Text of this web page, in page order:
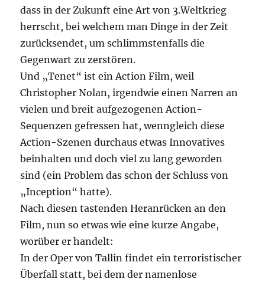
dass in der Zukunft eine Art von 3.Weltkrieg
herrscht, bei welchem man Dinge in der Zeit
zurücksendet, um schlimmstenfalls die
Gegenwart zu zerstören.
Und „Tenet“ ist ein Action Film, weil
Christopher Nolan, irgendwie einen Narren an
vielen und breit aufgezogenen Action-
Sequenzen gefressen hat, wenngleich diese
Action-Szenen durchaus etwas Innovatives
beinhalten und doch viel zu lang geworden
sind (ein Problem das schon der Schluss von
„Inception“ hatte).
Nach diesen tastenden Heranrücken an den
Film, nun so etwas wie eine kurze Angabe,
worüber er handelt:
In der Oper von Tallin findet ein terroristischer
Überfall statt, bei dem der namenlose